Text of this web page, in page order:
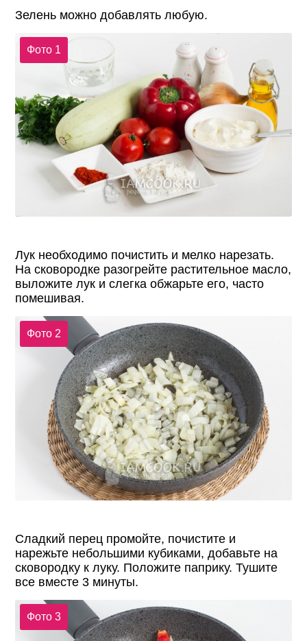
Зелень можно добавлять любую.
Фото 1
Лук необходимо почистить и мелко нарезать.
На сковородке разогрейте растительное масло,
выложите лук и слегка обжарьте его, часто
помешивая.
Фото 2
Сладкий перец промойте, почистите и
нарежьте небольшими кубиками, добавьте на
сковородку к луку. Положите паприку. Тушите
все вместе 3 минуты.
Фото 3